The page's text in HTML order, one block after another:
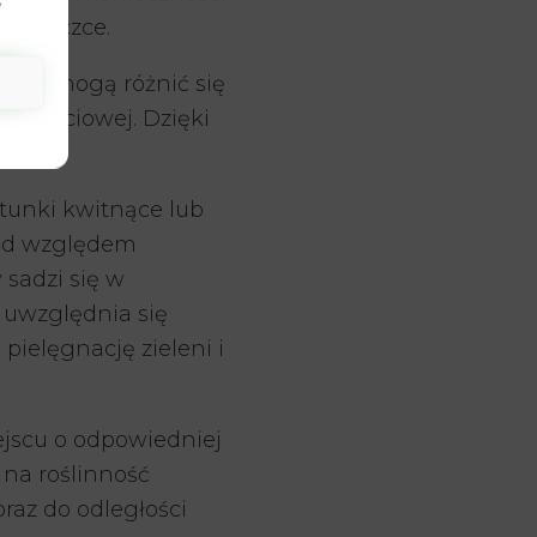
mogą różnić się
liściowej. Dzięki
kwitnące lub
względem
się w
się
zieleni i
o odpowiedniej
roślinność
do odległości